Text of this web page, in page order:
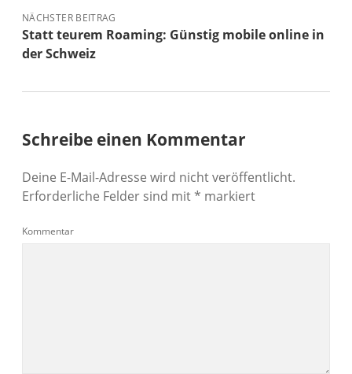
NÄCHSTER BEITRAG
Statt teurem Roaming: Günstig mobile online in
der Schweiz
Schreibe einen Kommentar
Deine E-Mail-Adresse wird nicht veröffentlicht.
Erforderliche Felder sind mit* markiert
Kommentar